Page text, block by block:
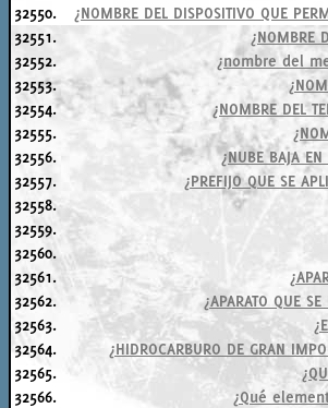
32550.
¿NOMBRE DEL DISPOSITIVO QUE
32551.
¿NOMBRE
32552.
¿nombre del
32553.
32554.
¿NOMBRE DEL
32555.
32556.
¿NUBE BAJA
32557.
¿PREFIJO QUE SE
32558.
32559.
32560.
32561.
32562.
¿APARATO QUE
32563.
32564.
¿HIDROCARBURO DE GRAN
32565.
32566.
¿Qué